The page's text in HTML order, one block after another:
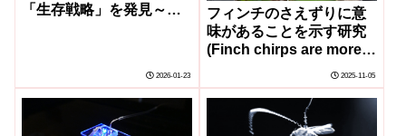
「生存戦略」を発見～薬
2026-01-23
フィンチのさえずりに意
味があることを示す研究
(Finch chirps are more
They actually convey
2025-11-05